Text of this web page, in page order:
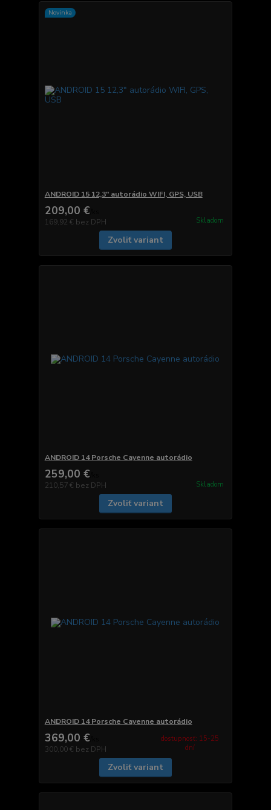
Novinka
ANDROID 15 12,3" autorádio WIFI, GPS, USB
209,00 €
169,92 € bez DPH Skladom
Zvoliť variant
ANDROID 14 Porsche Cayenne autorádio
259,00 €
210,57 € bez DPH Skladom
Zvoliť variant
ANDROID 14 Porsche Cayenne autorádio
369,00 €
300,00 € bez DPH
dostupnosť: 15-25
dní
Zvoliť variant